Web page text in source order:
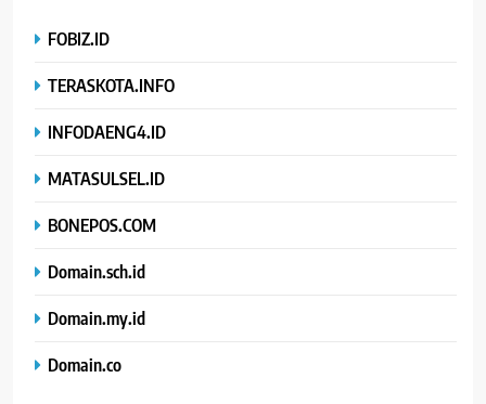
FOBIZ.ID
TERASKOTA.INFO
INFODAENG4.ID
MATASULSEL.ID
BONEPOS.COM
Domain.sch.id
Domain.my.id
Domain.co